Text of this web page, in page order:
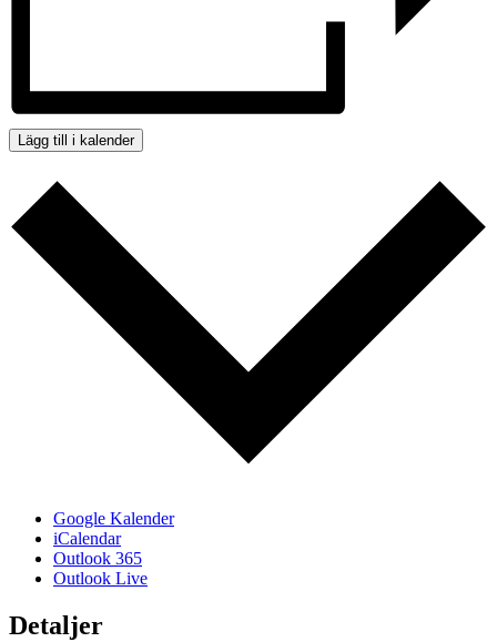
Lägg till i kalender
Google Kalender
iCalendar
Outlook 365
Outlook Live
Detaljer